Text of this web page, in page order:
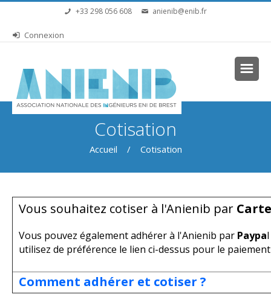
Aller au contenu principal+33 298 056 608 anienib@enib.fr
Connexion
Cotisation
Vous êtes ici
Accueil / Cotisation
Vous souhaitez cotiser à l'Anienib par
Vous pouvez également adhérer à l'Anienib par Paypa
utilisez de préférence le lien ci-dessus pour le
Comment adhérer et cotiser ?